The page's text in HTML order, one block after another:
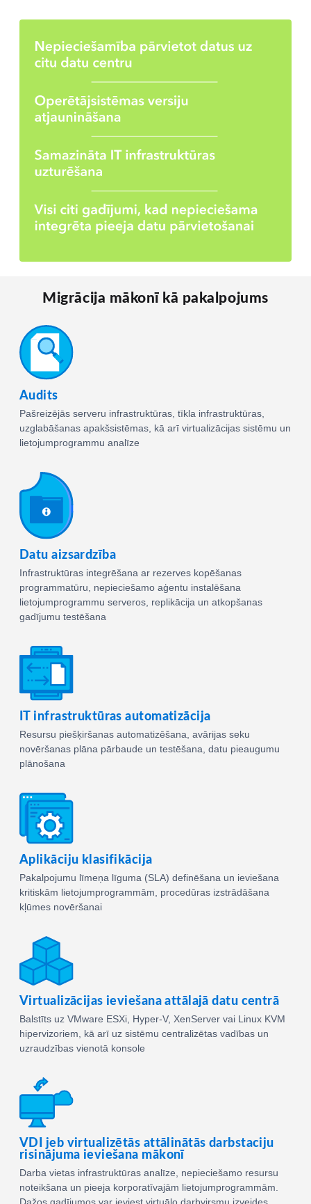
Migrācija mākonī kā pakalpojums
Audits
Pašreizējās serveru infrastruktūras, tīkla infrastruktūras,
uzglabāšanas apakšsistēmas, kā arī virtualizācijas sistēmu un
lietojumprogrammu analīze
Datu aizsardzība
Infrastruktūras integrēšana ar rezerves kopēšanas
programmatūru, nepieciešamo aģentu instalēšana
lietojumprogrammu serveros, replikācija un atkopšanas
gadījumu testēšana
IT infrastruktūras automatizācija
Resursu piešķiršanas automatizēšana, avārijas seku
novēršanas plāna pārbaude un testēšana, datu pieaugumu
plānošana
Aplikāciju klasifikācija
Pakalpojumu līmeņa līguma (SLA) definēšana un ieviešana
kritiskām lietojumprogrammām, procedūras izstrādāšana
kļūmes novēršanai
Virtualizācijas ieviešana attālajā datu centrā
Balstīts uz VMware ESXi, Hyper-V, XenServer vai Linux KVM
hipervizoriem, kā arī uz sistēmu centralizētas vadības un
uzraudzības vienotā konsole
VDI jeb virtualizētās attālinātās darbstaciju
risinājuma ieviešana mākonī
Darba vietas infrastruktūras analīze, nepieciešamo resursu
noteikšana un pieeja korporatīvajām lietojumprogrammām.